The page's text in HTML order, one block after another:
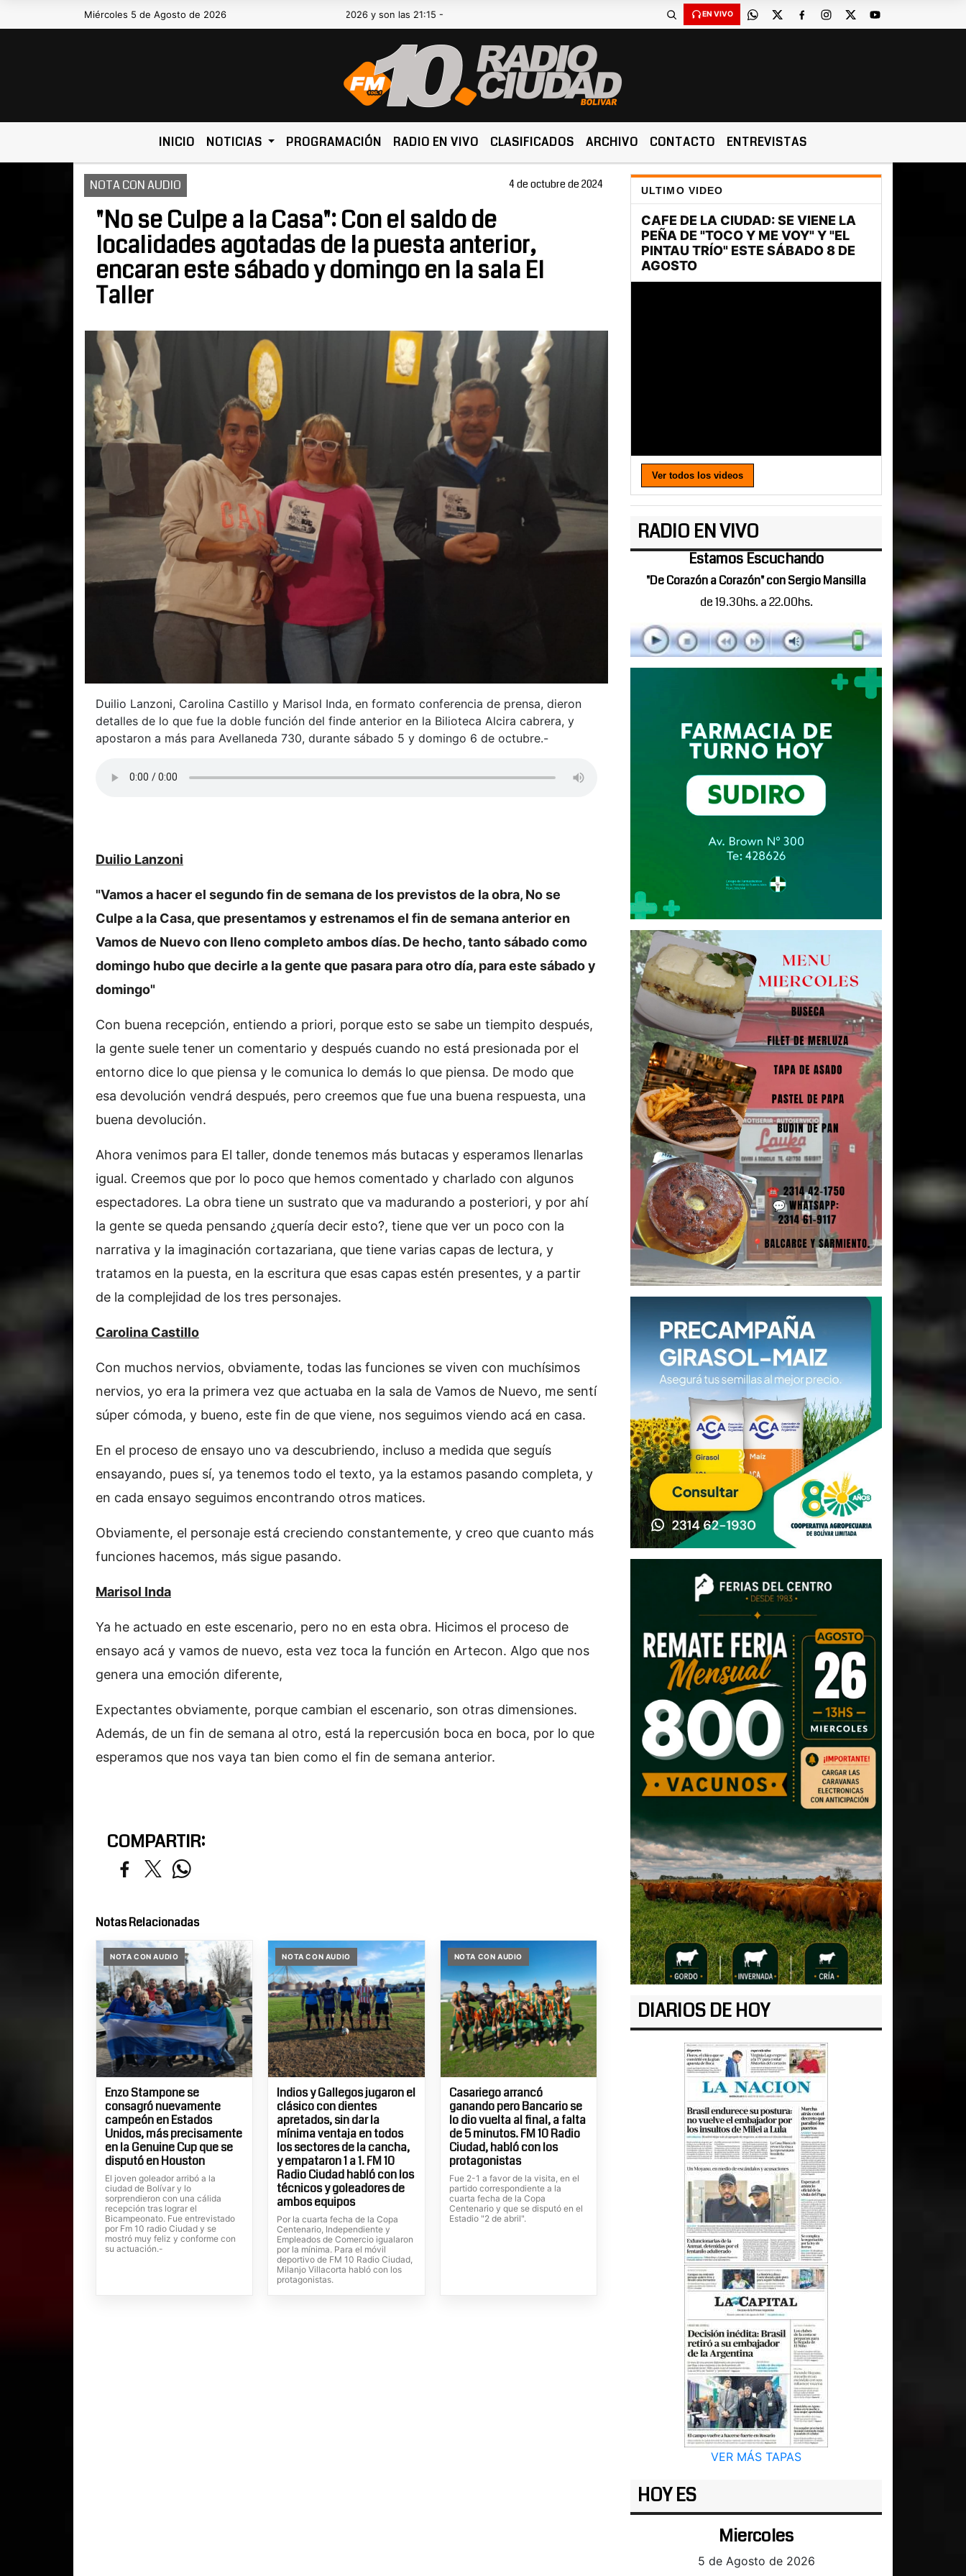
Miércoles 5 de Agosto de 2026
Hoy es Miércoles 5 de Agosto de 2026 y son las 21:15 - EN VIVO
INICIO NOTICIAS PROGRAMACIÓN RADIO EN VIVO CLASIFICADOS ARCHIVO CONTACTO ENTREVISTAS
NOTA CON AUDIO 4 de octubre de 2024
"No se Culpe a la Casa": Con el saldo de
localidades agotadas de la puesta anterior,
encaran este sábado y domingo en la sala El
Taller
Duilio Lanzoni, Carolina Castillo y Marisol Inda, en formato conferencia de prensa, dieron
detalles de lo que fue la doble función del finde anterior en la Bilioteca Alcira cabrera, y
apostaron a más para Avellaneda 730, durante sábado 5 y domingo 6 de octubre.-
Duilio Lanzoni
"Vamos a hacer el segundo fin de semana de los previstos de la obra, No se
Culpe a la Casa, que presentamos y estrenamos el fin de semana anterior en
Vamos de Nuevo con lleno completo ambos días. De hecho, tanto sábado como
domingo hubo que decirle a la gente que pasara para otro día, para este sábado y
domingo"
Con buena recepción, entiendo a priori, porque esto se sabe un tiempito después,
la gente suele tener un comentario y después cuando no está presionada por el
entorno dice lo que piensa y le comunica lo demás lo que piensa. De modo que
esa devolución vendrá después, pero creemos que fue una buena respuesta, una
buena devolución.
Ahora venimos para El taller, donde tenemos más butacas y esperamos llenarlas
igual. Creemos que por lo poco que hemos comentado y charlado con algunos
espectadores. La obra tiene un sustrato que va madurando a posteriori, y por ahí
la gente se queda pensando ¿quería decir esto?, tiene que ver un poco con la
narrativa y la imaginación cortazariana, que tiene varias capas de lectura, y
tratamos en la puesta, en la escritura que esas capas estén presentes, y a partir
de la complejidad de los tres personajes.
Carolina Castillo
Con muchos nervios, obviamente, todas las funciones se viven con muchísimos
nervios, yo era la primera vez que actuaba en la sala de Vamos de Nuevo, me sentí
súper cómoda, y bueno, este fin de que viene, nos seguimos viendo acá en casa.
En el proceso de ensayo uno va descubriendo, incluso a medida que seguís
ensayando, pues sí, ya tenemos todo el texto, ya la estamos pasando completa, y
en cada ensayo seguimos encontrando otros matices.
Obviamente, el personaje está creciendo constantemente, y creo que cuanto más
funciones hacemos, más sigue pasando.
Marisol Inda
Ya he actuado en este escenario, pero no en esta obra. Hicimos el proceso de
ensayo acá y vamos de nuevo, esta vez toca la función en Artecon. Algo que nos
genera una emoción diferente,
Expectantes obviamente, porque cambian el escenario, son otras dimensiones.
Además, de un fin de semana al otro, está la repercusión boca en boca, por lo que
esperamos que nos vaya tan bien como el fin de semana anterior.
COMPARTIR:
Notas Relacionadas
NOTA CON AUDIO
Enzo Stampone se
consagró nuevamente
campeón en Estados
Unidos, más precisamente
en la Genuine Cup que se
disputó en Houston
El joven goleador arribó a la
ciudad de Bolívar y lo
sorprendieron con una cálida
recepción tras lograr el
Bicampeonato. Fue entrevistado
por Fm 10 radio Ciudad y se
mostró muy feliz y conforme con
su actuación.-
NOTA CON AUDIO
Indios y Gallegos jugaron el
clásico con dientes
apretados, sin dar la
mínima ventaja en todos
los sectores de la cancha,
y empataron 1 a 1. FM 10
Radio Ciudad habló con los
técnicos y goleadores de
ambos equipos
Por la cuarta fecha de la Copa
Centenario, Independiente y
Empleados de Comercio igualaron
por la mínima. Para el móvil
deportivo de FM 10 Radio Ciudad,
Milanjo Villacorta habló con los
protagonistas.
NOTA CON AUDIO
Casariego arrancó
ganando pero Bancario se
lo dio vuelta al final, a falta
de 5 minutos. FM 10 Radio
Ciudad, habló con los
protagonistas
Fue 2-1 a favor de la visita, en el
partido correspondiente a la
cuarta fecha de la Copa
Centenario y que se disputó en el
Estadio "2 de abril".
ULTIMO VIDEO
Ver todos los videos
RADIO EN VIVO
Estamos Escuchando
"De Corazón a Corazón" con Sergio Mansilla
de 19.30hs. a 22.00hs.
DIARIOS DE HOY
VER MÁS TAPAS
HOY ES
Miercoles
5 de Agosto de 2026